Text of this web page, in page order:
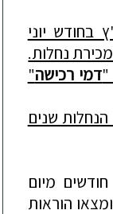
בבג"ץ בחודש יוני
נחלות.
"דמי רכישה"
שנים
מיום
מצאו הוראות